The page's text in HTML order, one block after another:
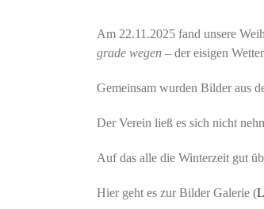
Am 22.11.2025 fand unsere
grade wegen – der eisigen
Gemeinsam wurden Bilder aus
Der Verein ließ es sich nicht
Auf das alle die Winterzeit gut
Hier geht es zur Bilder Galerie (